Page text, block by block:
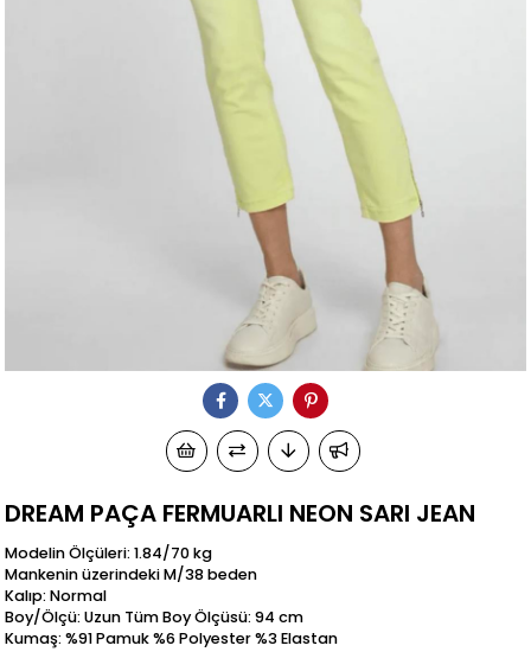
DREAM PAÇA FERMUARLI NEON SARI JEAN
Modelin Ölçüleri: 1.84/70 kg
Mankenin üzerindeki M/38 beden
Kalıp: Normal
Boy/Ölçü: Uzun Tüm Boy Ölçüsü: 94 cm
Kumaş: %91 Pamuk %6 Polyester %3 Elastan